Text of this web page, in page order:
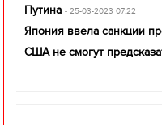
Путина - 25-03-2023 07:22
Япония ввела санкции
США не смогут